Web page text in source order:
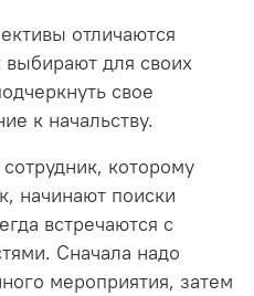
отличаются
для своих
свое
к начальству.
которому
начинают поиски
встречаются с
Сначала надо
мероприятия, затем